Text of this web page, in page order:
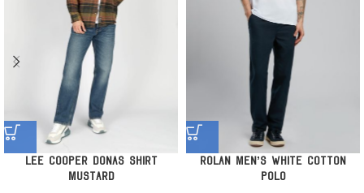
Lee Cooper Donas Shirt
Mustard
Rolan Men’s White Cotton
Polo